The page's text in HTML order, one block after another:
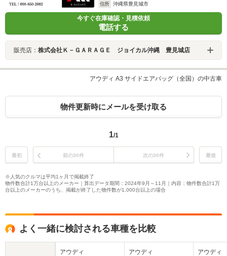
住所
沖縄県豊見城市
今すぐ在庫確認・見積依頼
電話する
販売店： 株式会社Ｋ－ＧＡＲＡＧＥ ジョイカル沖縄 豊見城店
アウディ A3 サイドエアバッグ（全国）の中古車
物件更新時にメールを受け取る
1/1
最初 前の30件 次の30件 最後
※人気のクルマは平均1ヶ月で掲載終了
物件数合計1万台以上のメーカー｜算出データ期間：2024年9月～11月｜内容：物件数合計1万
台以上のメーカーのうち、掲載が終了した物件数が1,000台以上の場合
よく一緒に検討される車種を比較
アウディ アウディ アウディ